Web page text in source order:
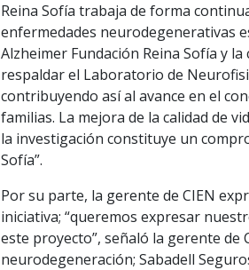
Reina Sofía trabaja de forma
enfermedades neurodegenerativas
Alzheimer Fundación Reina Sofía y
respaldar el Laboratorio de
contribuyendo así al avance en el
familias. La mejora de la calidad de
la investigación constituye un
Sofía”.
Por su parte, la gerente de CIEN
iniciativa; “queremos expresar
este proyecto”, señaló la gerente de
neurodegeneración; Sabadell